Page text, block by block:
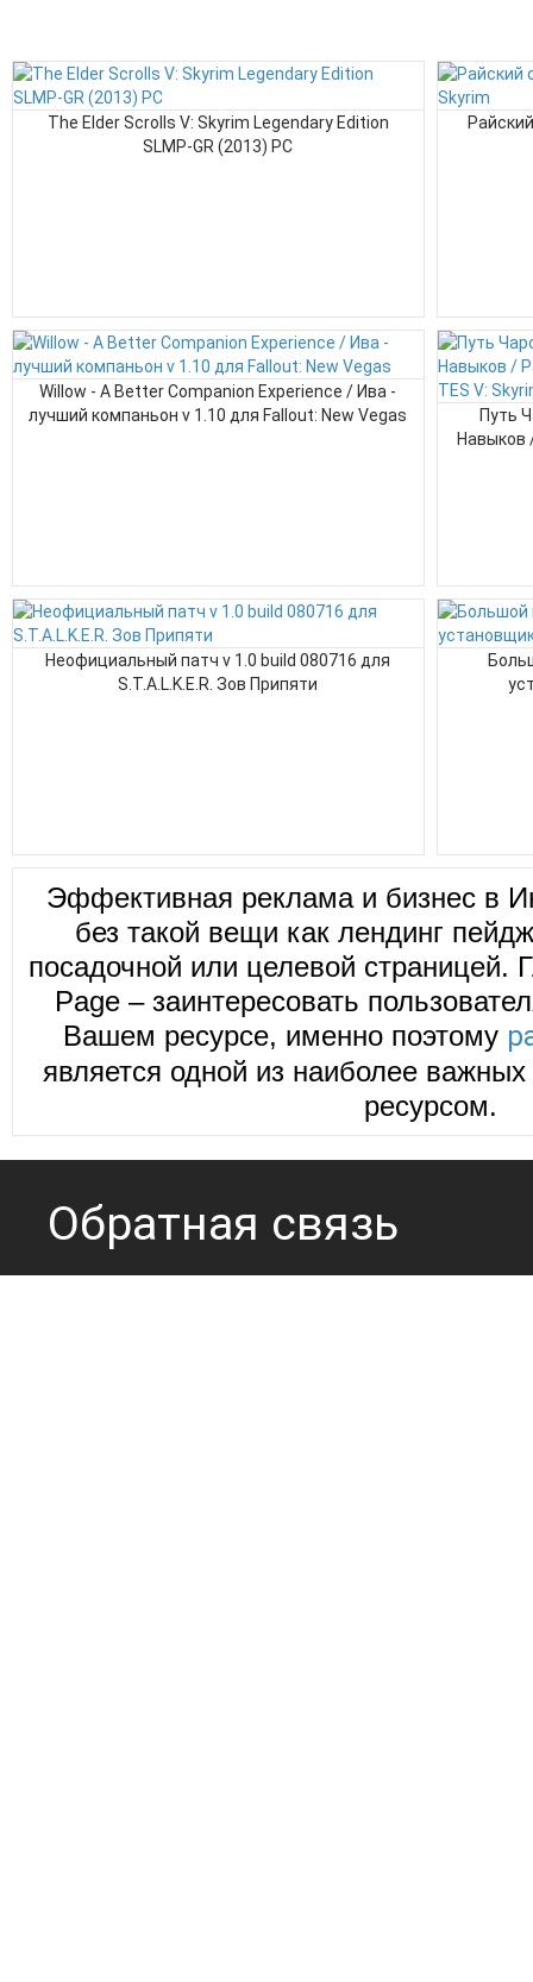
The Elder Scrolls V: Skyrim Legendary Edition
SLMP-GR (2013) PC
Willow - A Better Companion Experience / Ива -
лучший компаньон v 1.10 для Fallout: New Vegas
Путь
Навыков
Неофициальный патч v 1.0 build 080716 для
S.T.A.L.K.E.R. Зов Припяти
Эффективная реклама и бизнес в
без такой вещи как лендинг
посадочной или целевой страницей.
Page – заинтересовать
Вашем ресурсе, именно поэтому
является одной из наиболее
ресурсом.
Обратная связь